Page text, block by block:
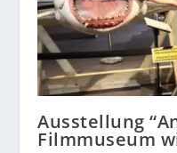
Ausstellung
Filmmuseum